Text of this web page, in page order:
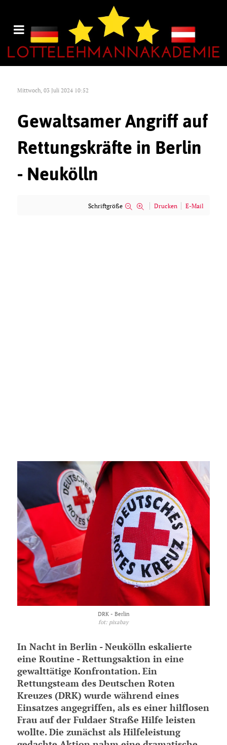
Mittwoch, 03 Juli 2024 10:52
Gewaltsamer Angriff auf
Rettungskräfte in Berlin
- Neukölln
Schriftgröße Drucken E-Mail
DRK - Berlin
fot: pixabay
In Nacht in Berlin - Neukölln eskalierte
eine Routine - Rettungsaktion in eine
gewalttätige Konfrontation. Ein
Rettungsteam des Deutschen Roten
Kreuzes (DRK) wurde während eines
Einsatzes angegriffen, als es einer hilflosen
Frau auf der Fuldaer Straße Hilfe leisten
wollte. Die zunächst als Hilfeleistung